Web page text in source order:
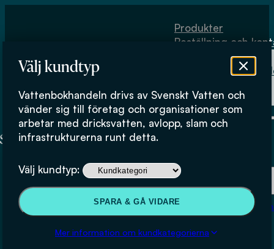
Välj kundtyp
Vattenbokhandeln drivs av Svenskt Vatten och
vänder sig till företag och organisationer som
arbetar med dricksvatten, avlopp, slam och
infrastrukturerna runt detta.
Välj kundtyp:
SPARA & GÅ VIDARE
Mer information om kundkategorierna
Produkter
Beställning och
Fysiskt lager
Beställning och kontakt
Om
Köpvillkor
Malmaeus M
Sök & filtrera
Sök med fritext